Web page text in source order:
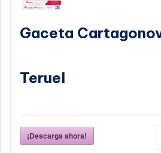
Gaceta
Teruel
¡Descarga ahora!